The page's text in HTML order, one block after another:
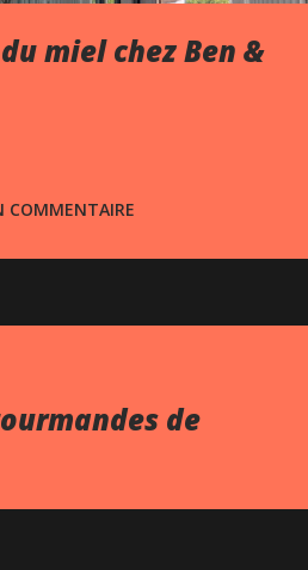
miel chez Ben &
COMMENTAIRE
de